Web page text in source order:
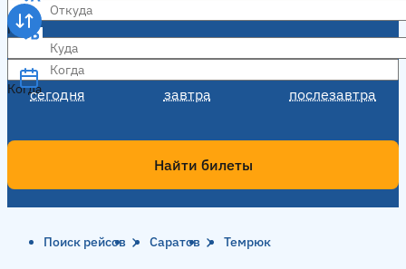
Куда
Когда
сегодня завтра послезавтра
Когда
Найти билеты
Поиск рейсов Саратов Темрюк